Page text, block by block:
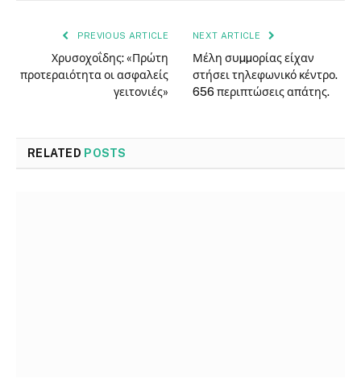
PREVIOUS ARTICLE
Χρυσοχοΐδης: «Πρώτη
προτεραιότητα οι ασφαλείς
γειτονιές»
NEXT ARTICLE
Μέλη συµµορίας είχαν
στήσει τηλεφωνικό κέντρο.
656 περιπτώσεις απάτης.
RELATED POSTS